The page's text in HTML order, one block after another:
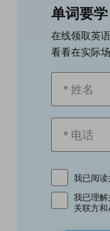
单词要
在线领取英
看看在实际
我已阅读
我已理解
关联方